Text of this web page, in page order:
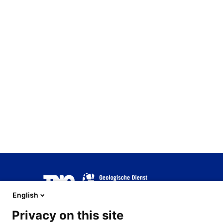
Afbeelding
English
Privacy on this site